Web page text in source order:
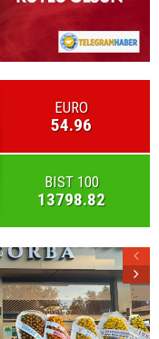
EURO
54.96
BIST 100
13798.82